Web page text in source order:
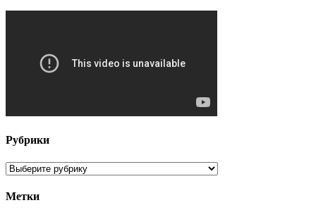
Рубрики
Рубрики
Метки